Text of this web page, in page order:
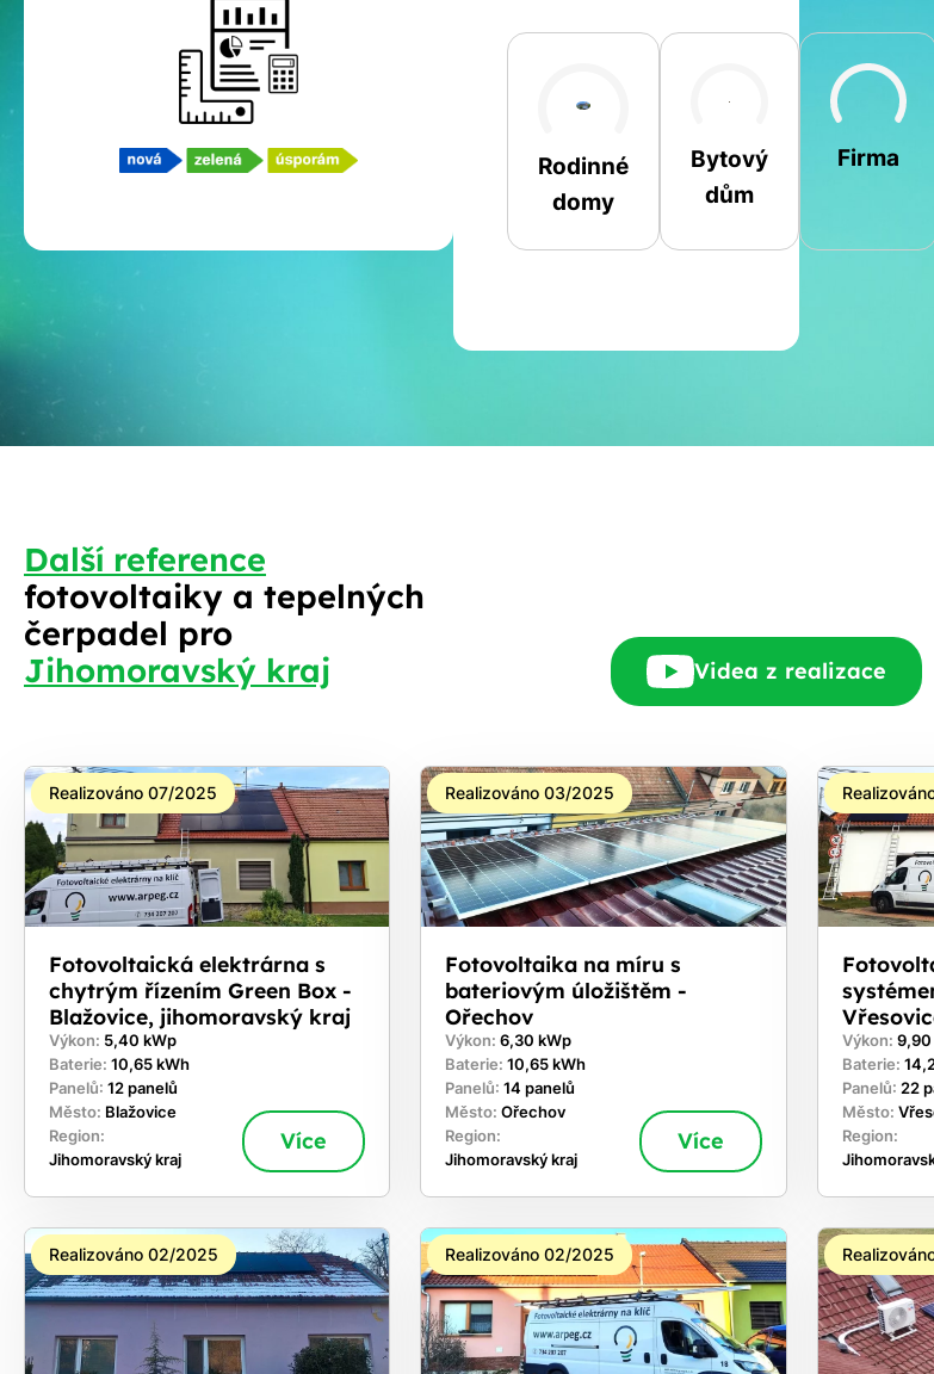
Rodinné
domy
Bytový
dům
Firma
Jiná
Jméno a příjmení
Další reference
fotovoltaiky a tepelných
čerpadel pro
Jihomoravský kraj
Videa z realizace
Realizováno 07/2025
Fotovoltaická elektrárna s
chytrým řízením Green Box -
Blažovice, jihomoravský kraj
Výkon: 5,40 kWp
Baterie: 10,65 kWh
Panelů: 12 panelů
Město: Blažovice
Region:
Jihomoravský kraj
Více
Realizováno 03/2025
Fotovoltaika na míru s
bateriovým úložištěm -
Ořechov
Výkon:6,30 kWp
Baterie:10,65 kWh
Panelů:14 panelů
Město:Ořechov
Region:
Jihomoravský kraj
Více
Výkon: 9,90
Baterie:
Panelů: 22
Město:
Region:
Realizováno 02/2025 Realizováno 02/2025